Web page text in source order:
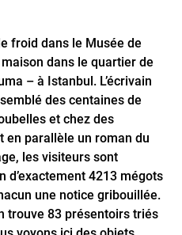
froid dans le Musée de
dans le quartier de
– à Istanbul. L’écrivain
des centaines de
et chez des
en parallèle un roman du
les visiteurs sont
d’exactement 4213 mégots
une notice gribouillée.
trouve 83 présentoirs triés